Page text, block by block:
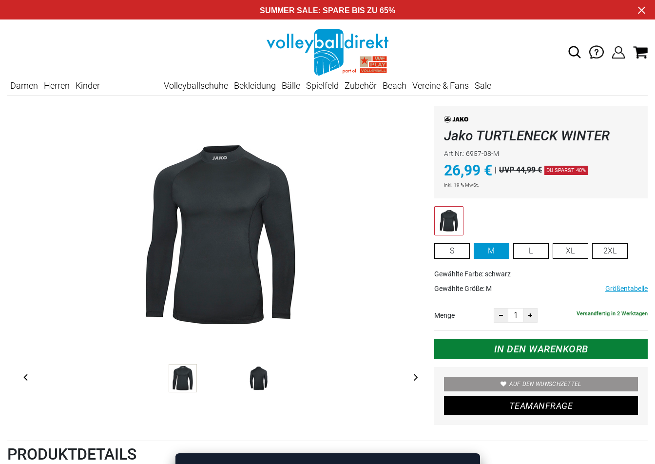
SUMMER SALE: SPARE BIS ZU 65%
Damen Herren Kinder Volleyballschuhe Bekleidung Bälle Spielfeld Zubehör Beach Vereine & Fans Sale
Jako TURTLENECK WINTER
Art.Nr.: 6957-08-M
26,99 € UVP 44,99 € DU SPARST 40%
inkl. 19 % MwSt.
S M L XL 2XL
Gewählte Farbe: schwarz
Gewählte Größe: M Größentabelle
Menge Versandfertig in 2 Werktagen
IN DEN WARENKORB
AUF DEN WUNSCHZETTEL
TEAMANFRAGE
PRODUKTDETAILS